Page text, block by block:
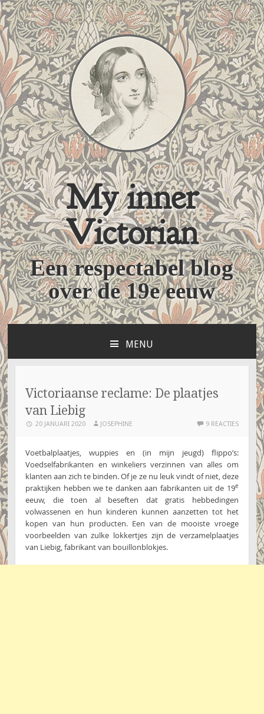
My inner
Victorian
Een respectabel blog
over de 19e eeuw
MENU
SPRINGEN
Victoriaanse reclame: De plaatjes
van Liebig
20 JANUARI 2020 JOSEPHINE 9 REACTIES
Voetbalplaatjes, wuppies en (in mijn jeugd) flippo’s:
Voedselfabrikanten en winkeliers verzinnen van alles om
klanten aan zich te binden. Of je ze nu leuk vindt of niet, deze
praktijken hebben we te danken aan fabrikanten uit de 19e
eeuw, die toen al beseften dat gratis hebbedingen
volwassenen en hun kinderen kunnen aanzetten tot het
kopen van hun producten. Een van de mooiste vroege
voorbeelden van zulke lokkertjes zijn de verzamelplaatjes
van Liebig, fabrikant van bouillonblokjes.